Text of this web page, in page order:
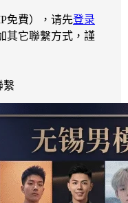
免費），请先登录
其它聯繫方式，謹
繫